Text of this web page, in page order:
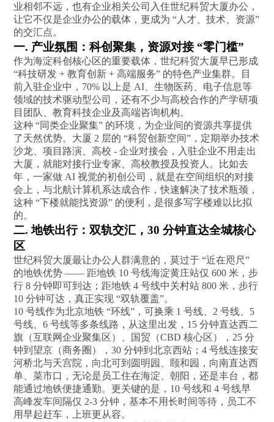
业相邻不远，也有企业相关公司入住世纪科贸大厦办公，
让它不仅是企业办公的载体，更成为 “人才、技术、资源”
的交汇点。
一. 产业氛围：科创聚集，资源对接 “零门槛”
作为海淀科创核心区的重要载体，世纪科贸大厦早已形成
“科技研发 + 教育创新 + 高端服务” 的特色产业集群。目
前入驻企业中，70% 以上是 AI、生物医药、电子信息等
领域的技术驱动型公司，还有不少与高校合作的产学研项
目团队、教育科技企业及高端咨询机构。
这种 “同类企业聚集” 的环境，为企业间的资源共享提供
了天然优势。大厦 2 层的 “科贸创新空间”，定期举办技术
沙龙、项目路演、高校 - 企业对接会，入驻企业不用走出
大厦，就能对接行业专家、高校教授及投资人。比如去
年，一家做 AI 视觉的初创公司，就是在空间组织的对接
会上，与北航计算机系达成合作，快速解决了技术瓶颈，
这种 “下楼就能找资源” 的便利，是很多写字楼难以比拟
的。
二. 地铁出行：双轨交汇，30 分钟直达全城核心
区
世纪科贸大厦最让办公人群满意的，莫过于 “近在咫尺”
的地铁优势 —— 距地铁 10 号线海淀黄庄站仅 600 米，步
行 8 分钟即可到达；距地铁 4 号线中关村站 800 米，步行
10 分钟可达，真正实现 “双轨覆盖”。
10 号线作为北京地铁 “环线”，可换乘 1 号线、2 号线、5
号线、6 号线等多条线路，从这里出发，15 分钟直达西二
旗（互联网企业聚集区）、国贸（CBD 核心区），25 分
钟到望京（商务圈），30 分钟到北京西站；4 号线连接安
河桥北与天宫院，向北可到圆明园、颐和园，向南直达西
单、菜市口，无论是员工住在海淀、朝阳，还是丰台，都
能通过地铁便捷通勤。更关键的是，10 号线和 4 号线早
高峰发车间隔仅 2-3 分钟，基本不用长时间等待，员工不
用早起赶车，上班更从容。